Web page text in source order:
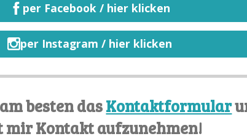
per Facebook / hier klicken
per Instagram / hier klicken
besten dasKontaktformular
mir Kontakt aufzunehmen!